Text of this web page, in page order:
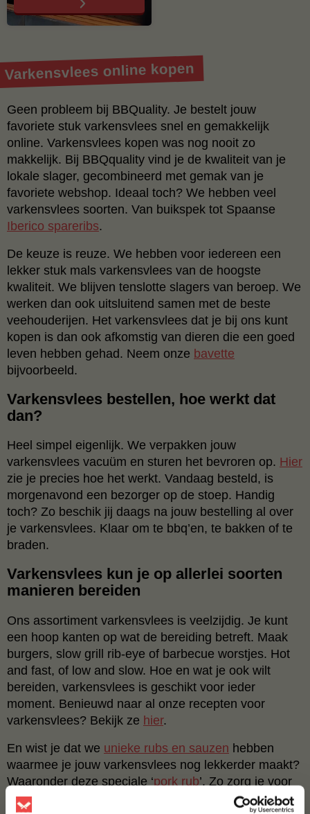
Varkensvlees online kopen
Geen probleem bij BBQuality. Je bestelt jouw
favoriete stuk varkensvlees snel en gemakkelijk
online. Varkensvlees kopen was nog nooit zo
makkelijk. Bij BBQquality vind je de kwaliteit van je
lokale slager, gecombineerd met gemak van je
favoriete webshop. Ideaal toch? We hebben veel
varkensvlees soorten. Van buikspek tot Spaanse
Iberico spareribs.
De keuze is reuze. We hebben voor iedereen een
lekker stuk mals varkensvlees van de hoogste
kwaliteit. We blijven tenslotte slagers van beroep. We
werken dan ook uitsluitend samen met de beste
veehouderijen. Het varkensvlees dat je bij ons kunt
kopen is dan ook afkomstig van dieren die een goed
leven hebben gehad. Neem onze bavette
bijvoorbeeld.
Varkensvlees bestellen, hoe werkt dat
dan?
Heel simpel eigenlijk. We verpakken jouw
varkensvlees vacuüm en sturen het bevroren op. Hier
zie je precies hoe het werkt. Vandaag besteld, is
morgenavond een bezorger op de stoep. Handig
toch? Zo beschik jij daags na jouw bestelling al over
je varkensvlees. Klaar om te bbq’en, te bakken of te
braden.
Varkensvlees kun je op allerlei soorten
manieren bereiden
Ons assortiment varkensvlees is veelzijdig. Je kunt
een hoop kanten op wat de bereiding betreft. Maak
burgers, slow grill rib-eye of barbecue worstjes. Hot
and fast, of low and slow. Hoe en wat je ook wilt
bereiden, varkensvlees is geschikt voor ieder
moment. Benieuwd naar al onze recepten voor
varkensvlees? Bekijk ze hier.
En wist je dat we unieke rubs en sauzen hebben
waarmee je jouw varkensvlees nog lekkerder maakt?
Waaronder deze speciale ‘pork rub’. Zo zorg je voor
een bijzondere en volledige smaakbeleving. Jouw